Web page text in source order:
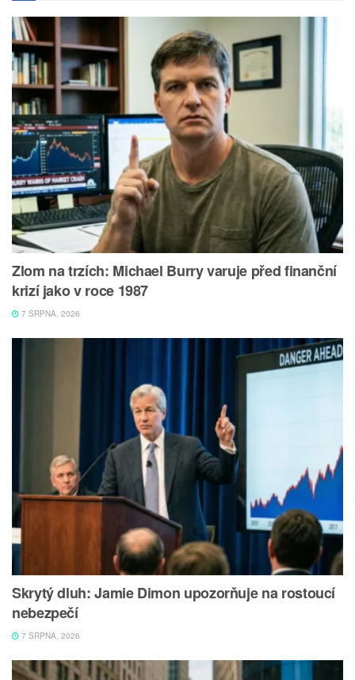
Zlom na trzích: Michael Burry varuje před finanční
krizí jako v roce 1987
7 SRPNA, 2026
Skrytý dluh: Jamie Dimon upozorňuje na rostoucí
nebezpečí
7 SRPNA, 2026